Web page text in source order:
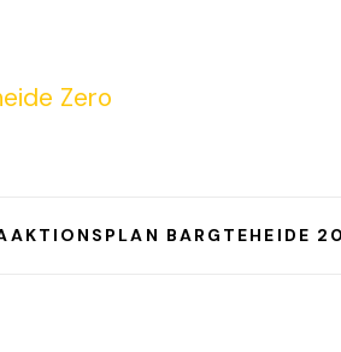
BARGTEHEIDE